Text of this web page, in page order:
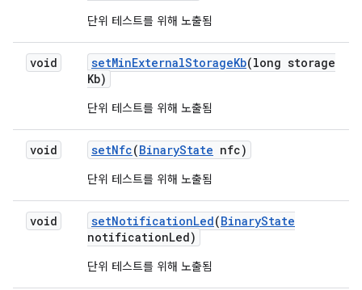
단위 테스트를 위해 노출됨
void setMinExternalStorageKb(long storage
Kb)
단위 테스트를 위해 노출됨
void setNfc(BinaryState nfc)
단위 테스트를 위해 노출됨
void setNotificationLed(BinaryState
notificationLed)
단위 테스트를 위해 노출됨